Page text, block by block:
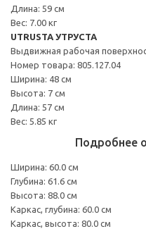
Длина: 59 см
Вес: 7.00 кг
UTRUSTA УТРУСТА
Выдвижная рабочая
Номер товара: 805.127.04
Ширина: 48 см
Высота: 7 см
Длина: 57 см
Вес: 5.85 кг
Подробнее
Ширина: 60.0 см
Глубина: 61.6 см
Высота: 88.0 см
Каркас, глубина: 60.0 см
Каркас, высота: 80.0 см